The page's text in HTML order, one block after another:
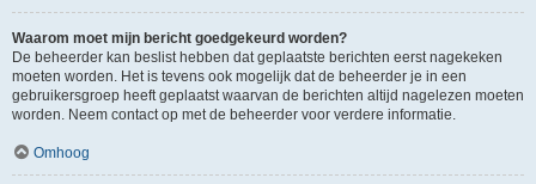
Waarom moet mijn bericht goedgekeurd worden?
De beheerder kan beslist hebben dat geplaatste berichten eerst nagekeken
moeten worden. Het is tevens ook mogelijk dat de beheerder je in een
gebruikersgroep heeft geplaatst waarvan de berichten altijd nagelezen moeten
worden. Neem contact op met de beheerder voor verdere informatie.
Omhoog